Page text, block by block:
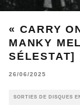
« CARRY
MANKY
SÉLESTAT]
26/06/2025
SORTIES DE DISQUES